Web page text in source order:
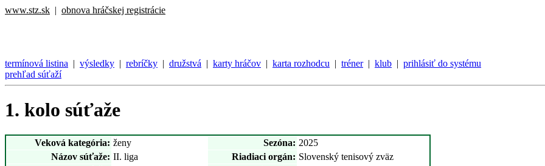
www.stz.sk | obnova hráčskej registrácie
termínová listina | výsledky | rebríčky | družstvá | karty hráčov | karta rozhodcu | tréner| klub | prihlásiť do systému
prehľad súťaží
1. kolo súťaže
Veková kategória: ženy Sezóna: 2025
Názov súťaže: II. liga Riadiaci orgán: Slovenský tenisový zväz